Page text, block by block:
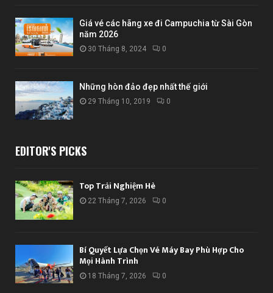
Giá vé các hãng xe đi Campuchia từ Sài Gòn
năm 2026
30 Tháng 8, 2024 0
Những hòn đảo đẹp nhất thế giới
29 Tháng 10, 2019 0
EDITOR'S PICKS
Top Trải Nghiệm Hè
22 Tháng 7, 2026 0
Bí Quyết Lựa Chọn Vé Máy Bay Phù Hợp Cho
Mọi Hành Trình
18 Tháng 7, 2026 0